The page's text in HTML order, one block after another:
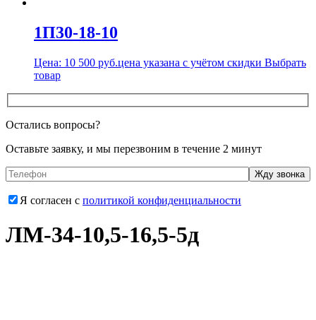
1П30-18-10
Цена: 10 500 руб.цена указана с учётом скидки Выбрать
товар
Остались вопросы?
Оставьте заявку, и мы перезвоним в течение 2 минут
Я согласен с политикой конфиденциальности
ЛМ-34-10,5-16,5-5д